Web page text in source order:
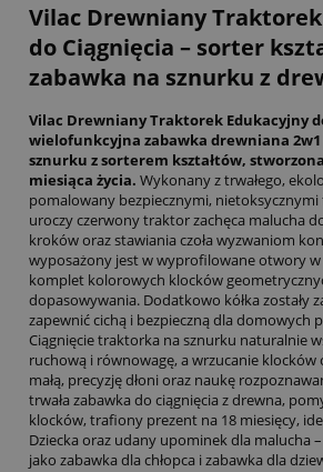
Vilac Drewniany
do Ciągnięcia – sorter
zabawka na sznurku z
Vilac Drewniany Traktorek Edukacyjny
wielofunkcyjna zabawka drewniana 2w1
sznurku z sorterem kształtów,
miesiąca życia. Wykonany z trwałego,
pomalowany bezpiecznymi,
uroczy czerwony traktor zachęca malucha
kroków oraz stawiania czoła wyzwaniom
wyposażony jest w wyprofilowane otwory
komplet kolorowych klocków
dopasowywania. Dodatkowo kółka zostały
zapewnić cichą i bezpieczną dla domowych
Ciągnięcie traktorka na sznurku naturalnie
ruchową i równowagę, a wrzucanie
małą, precyzję dłoni oraz naukę
trwała zabawka do ciągnięcia z drewna,
klocków, trafiony prezent na 18 miesięcy,
Dziecka oraz udany upominek dla malucha
jako zabawka dla chłopca i zabawka dla